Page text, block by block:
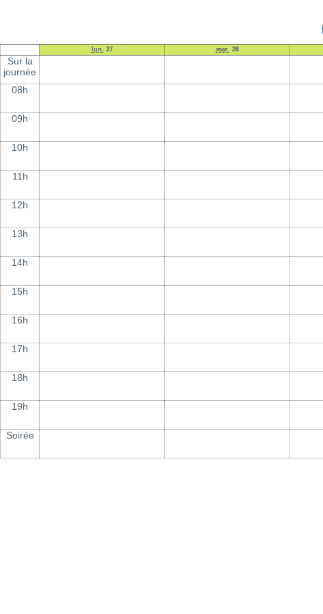
lun. 27 mar. 28
Sur la
journée
08h
09h
10h
11h
12h
13h
14h
15h
16h
17h
18h
19h
Soirée